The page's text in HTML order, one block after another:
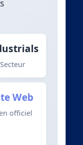
Secteur
Web
officiel